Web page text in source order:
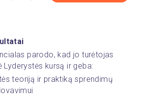
parodo, kad jo turėtojas
Lyderystės kursą ir geba:
teoriją ir praktiką sprendimų